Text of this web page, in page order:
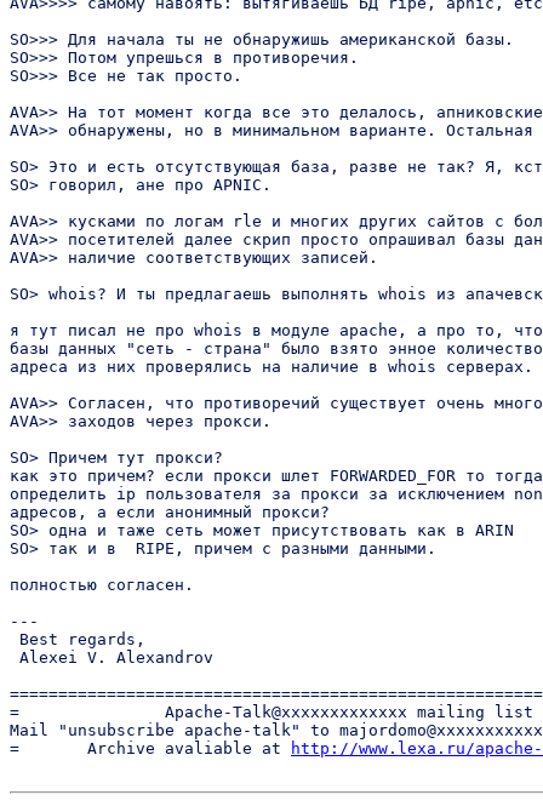
SO>>> Для начала ты не обнаружишь американской базы.
SO>>> Потом упрешься в противоречия.
SO>>> Все не так просто.
AVA>> На тот момент когда все это делалось,
AVA>> обнаружены, но в минимальном варианте. Остальная
SO> Это и есть отсутствующая база, разве не так? Я,
SO> говорил, ане про APNIC.
AVA>> кусками по логам rle и многих других сайтов с
AVA>> посетителей далее скрип просто опрашивал базы
AVA>> наличие соответствующих записей.
SO> whois? И ты предлагаешь выполнять whois из
я тут писал не про whois в модуле apache, а про то, что
базы данных "сеть - страна" было взято энное
адреса из них проверялись на наличие в whois серверах.
AVA>> Согласен, что противоречий существует очень
AVA>> заходов через прокси.
SO> Причем тут прокси?
как это причем? если прокси шлет FORWARDED_FOR то
определить ip пользователя за прокси за исключением
адресов, а если анонимный прокси?
SO> одна и таже сеть может присутствовать как в ARIN
SO> так и в  RIPE, причем с разными данными.
полностью согласен.
---
Best regards,
Alexei V. Alexandrov
=               Apache-Talk@xxxxxxxxxxxxx
Mail "unsubscribe apache-talk" to
=       Archive avaliable at
http://www.lexa.ru/